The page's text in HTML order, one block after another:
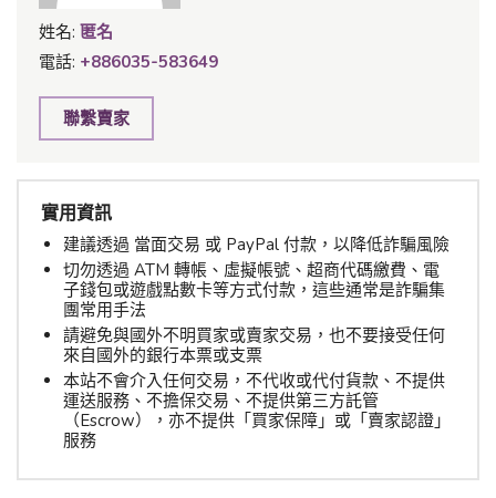
姓名: 匿名
電話: +886035-583649
聯繫賣家
實用資訊
建議透過 當面交易 或 PayPal 付款，以降低詐騙風險
切勿透過 ATM 轉帳、虛擬帳號、超商代碼繳費、電
子錢包或遊戲點數卡等方式付款，這些通常是詐騙集
團常用手法
請避免與國外不明買家或賣家交易，也不要接受任何
來自國外的銀行本票或支票
本站不會介入任何交易，不代收或代付貨款、不提供
運送服務、不擔保交易、不提供第三方託管
（Escrow），亦不提供「買家保障」或「賣家認證」
服務